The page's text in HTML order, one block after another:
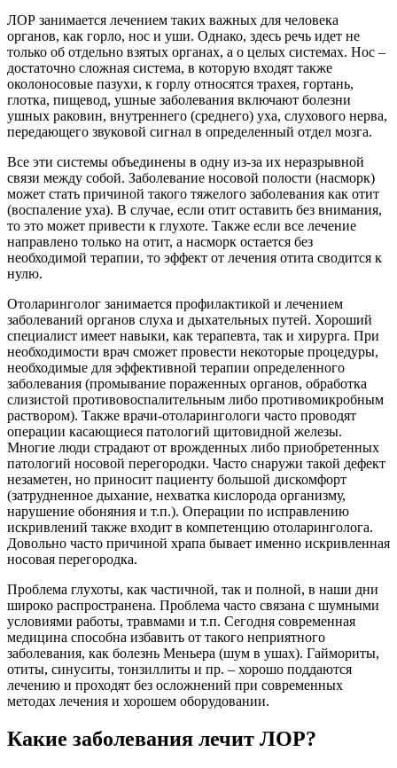
ЛОР занимается лечением таких важных для человека
органов, как горло, нос и уши. Однако, здесь речь идет не
только об отдельно взятых органах, а о целых системах. Нос –
достаточно сложная система, в которую входят также
околоносовые пазухи, к горлу относятся трахея, гортань,
глотка, пищевод, ушные заболевания включают болезни
ушных раковин, внутреннего (среднего) уха, слухового нерва,
передающего звуковой сигнал в определенный отдел мозга.
Все эти системы объединены в одну из-за их неразрывной
связи между собой. Заболевание носовой полости (насморк)
может стать причиной такого тяжелого заболевания как отит
(воспаление уха). В случае, если отит оставить без внимания,
то это может привести к глухоте. Также если все лечение
направлено только на отит, а насморк остается без
необходимой терапии, то эффект от лечения отита сводится к
нулю.
Отоларинголог занимается профилактикой и лечением
заболеваний органов слуха и дыхательных путей. Хороший
специалист имеет навыки, как терапевта, так и хирурга. При
необходимости врач сможет провести некоторые процедуры,
необходимые для эффективной терапии определенного
заболевания (промывание пораженных органов, обработка
слизистой противовоспалительным либо противомикробным
раствором). Также врачи-отоларингологи часто проводят
операции касающиеся патологий щитовидной железы.
Многие люди страдают от врожденных либо приобретенных
патологий носовой перегородки. Часто снаружи такой дефект
незаметен, но приносит пациенту большой дискомфорт
(затрудненное дыхание, нехватка кислорода организму,
нарушение обоняния и т.п.). Операции по исправлению
искривлений также входит в компетенцию отоларинголога.
Довольно часто причиной храпа бывает именно искривленная
носовая перегородка.
Проблема глухоты, как частичной, так и полной, в наши дни
широко распространена. Проблема часто связана с шумными
условиями работы, травмами и т.п. Сегодня современная
медицина способна избавить от такого неприятного
заболевания, как болезнь Меньера (шум в ушах). Гаймориты,
отиты, синуситы, тонзиллиты и пр. – хорошо поддаются
лечению и проходят без осложнений при современных
методах лечения и хорошем оборудовании.
Какие заболевания лечит ЛОР?